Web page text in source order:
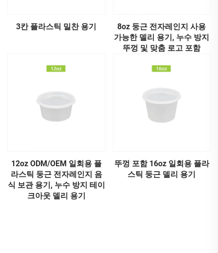
3칸 플라스틱 밀찬 용기
8oz 둥근 전자레인지 사용
가능한 델리 용기, 누수 방지
뚜껑 및 맞춤 로고 포함
12oz ODM/OEM 일회용 플
라스틱 둥근 전자레인지 음
식 보관 용기, 누수 방지 테이
크아웃 델리 용기
뚜껑 포함 16oz 일회용 플라
스틱 둥근 델리 용기